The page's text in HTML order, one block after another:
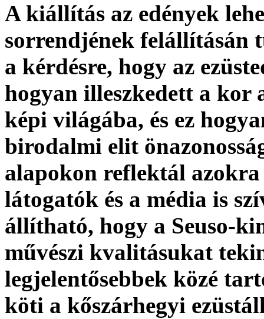
A kiállítás az edények
sorrendjének felállításán
a kérdésre, hogy az
hogyan illeszkedett a
képi világába, és ez
birodalmi elit
alapokon reflektál azokra
látogatók és a média is
állítható, hogy a Seuso-
művészi kvalitásukat
legjelentősebbek közé
köti a kőszárhegyi